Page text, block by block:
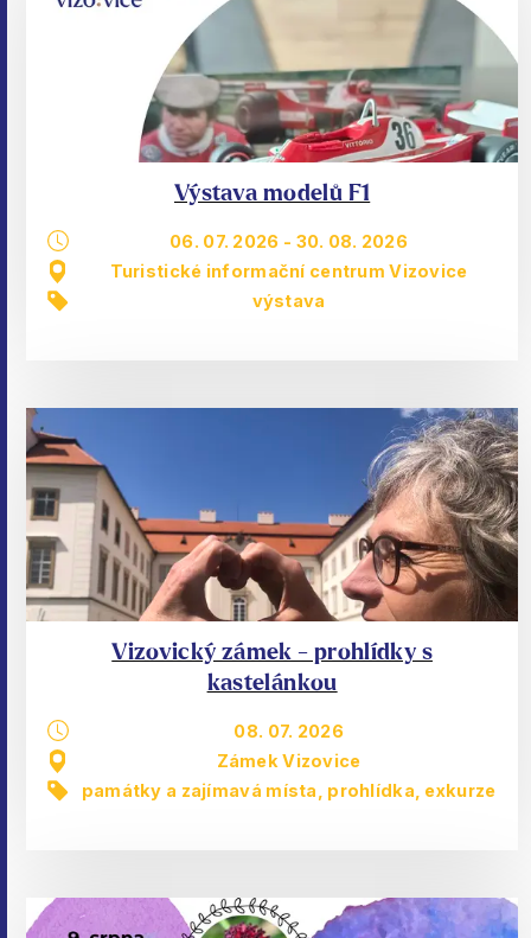
Výstava modelů F1
06. 07. 2026 - 30. 08. 2026
Turistické informační centrum Vizovice
výstava
Vizovický zámek - prohlídky s
kastelánkou
08. 07. 2026
Zámek Vizovice
památky a zajímavá místa
prohlídka, exkurze